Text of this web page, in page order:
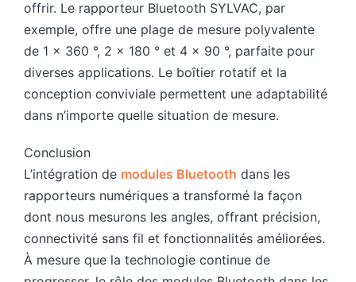
offrir. Le rapporteur Bluetooth SYLVAC, par
exemple, offre une plage de mesure polyvalente
de 1 × 360 °, 2 × 180 ° et 4 × 90 °, parfaite pour
diverses applications. Le boîtier rotatif et la
conception conviviale permettent une adaptabilité
dans n’importe quelle situation de mesure.
Conclusion
L’intégration de modules Bluetooth dans les
rapporteurs numériques a transformé la façon
dont nous mesurons les angles, offrant précision,
connectivité sans fil et fonctionnalités améliorées.
À mesure que la technologie continue de